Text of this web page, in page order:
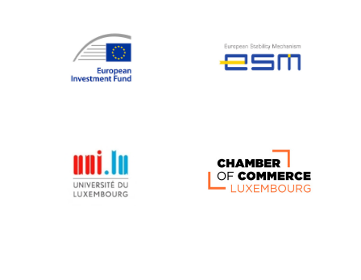
Klaus-Heiner Lehne
Koen LENAERTS
Lars Heikensten
Lucas Papademos
Máire Geoghegan-Quinn